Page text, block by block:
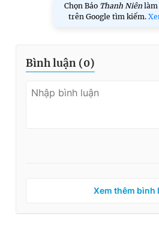
Chọn Báo Thanh Niên làm
trên Google tìm kiếm.
Bình luận (0)
Xem thêm bình